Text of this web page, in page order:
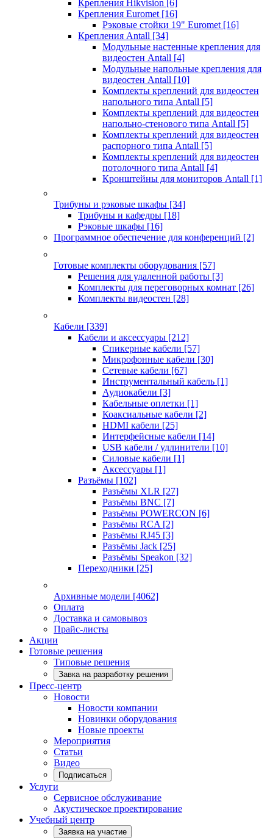
Крепления Hikvision [6]
Крепления Euromet [16]
Рэковые стойки 19" Euromet [16]
Крепления Antall [34]
Модульные настенные крепления для
видеостен Antall [4]
Модульные напольные крепления для
видеостен Antall [10]
Комплекты креплений для видеостен
напольного типа Antall [5]
Комплекты креплений для видеостен
напольно-стенового типа Antall [5]
Комплекты креплений для видеостен
распорного типа Antall [5]
Комплекты креплений для видеостен
потолочного типа Antall [4]
Кронштейны для мониторов Antall [1]
Трибуны и рэковые шкафы [34]
Трибуны и кафедры [18]
Рэковые шкафы [16]
Программное обеспечение для конференций [2]
Готовые комплекты оборудования [57]
Решения для удаленной работы [3]
Комплекты для переговорных комнат [26]
Комплекты видеостен [28]
Кабели [339]
Кабели и аксессуары [212]
Спикерные кабели [57]
Микрофонные кабели [30]
Сетевые кабели [67]
Инструментальный кабель [1]
Аудиокабели [3]
Кабельные оплетки [1]
Коаксиальные кабели [2]
HDMI кабели [25]
Интерфейсные кабели [14]
USB кабели / удлинители [10]
Силовые кабели [1]
Аксессуары [1]
Разъёмы [102]
Разъёмы XLR [27]
Разъёмы BNC [7]
Разъёмы POWERCON [6]
Разъёмы RCA [2]
Разъёмы RJ45 [3]
Разъёмы Jack [25]
Разъёмы Speakon [32]
Переходники [25]
Архивные модели [4062]
Оплата
Доставка и самовывоз
Прайс-листы
Акции
Готовые решения
Типовые решения
Завка на разработку решения
Пресс-центр
Новости
Новости компании
Новинки оборудования
Новые проекты
Мероприятия
Статьи
Видео
Подписаться
Услуги
Сервисное обслуживание
Акустическое проектирование
Учебный центр
Заявка на участие